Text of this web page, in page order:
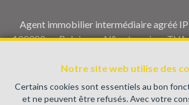
Notre site web utilise des
Certains cookies sont essentiels au bon
et ne peuvent être refusés. Avec votre
Agent immobilier intermédiaire agréé
100082 en Belgique - N° entreprise :
immobiliers, rue du Luxembourg 16B,
505 38 50 - info@ipi.be) - Soumis au
code
IPI